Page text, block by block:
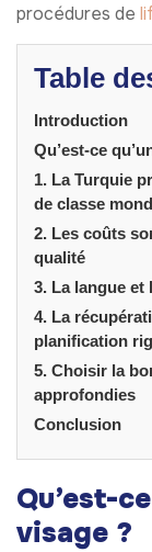
procédures de
Table
Introduction
Qu’est-ce
1. La Turquie
de classe
2. Les coûts
qualité
3. La langue
4. La
planification
5. Choisir la
approfondies
Conclusion
Qu’est-
visage ?